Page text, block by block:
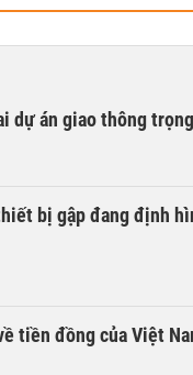
dự án giao thông
bị gập đang định
tiền đồng của Việt